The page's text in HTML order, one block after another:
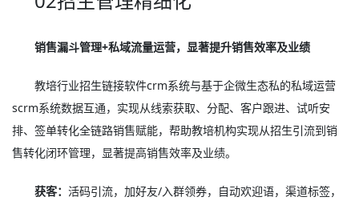
销售漏斗管理+私域流量运营，显著提升销售效率及业绩
教培行业招生链接软件crm系统与基于企微生态私的私域运营
scrm系统数据互通，实现从线索获取、分配、客户跟进、试听安
排、签单转化全链路销售赋能，帮助教培机构实现从招生引流到销
售转化闭环管理，显著提高销售效率及业绩。
获客：活码引流，加好友/入群领券，自动欢迎语，渠道标签，